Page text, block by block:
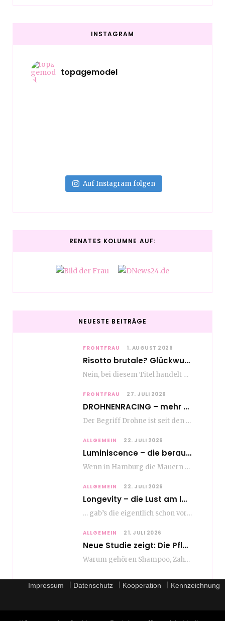
INSTAGRAM
topagemodel
Auf Instagram folgen
RENATES KOLUMNE AUF:
NEUESTE BEITRÄGE
FRONTFRAU 1. AUGUST 2026
Risotto brutale? Glückwunsch Axel Milberg zum 70. Geburtstag
Nein, bei diesem Titel handelt es sich nicht um eine Kochshow, oder vielleicht doch etwas.…
FRONTFRAU 27. JULI 2026
DROHNENRACING – mehr als ein hipper Nischensport
Der Begriff Drohne ist seit den andauernden weltweiten Kriegshandlungen seit Jahren in aller Munde. Und…
ALLGEMEIN 22. JULI 2026
Luminiscence – die berauschende Macht von klingenden Bildern
Wenn in Hamburg die Mauern zu sprechen beginnen, dann ist es die unverwechselbare, tiefsonore Stimme…
ALLGEMEIN 22. JULI 2026
Longevity – die Lust am langen Leben
… gab’s die eigentlich schon vor Erfindung des ultimativen Trends? Keine Ahnung – ich glaube,…
ALLGEMEIN 21. JULI 2026
Neue Studie zeigt: Die Pflegeroutine gibt dem Alltag Struktur
Warum gehören Shampoo, Zahnpasta oder Gesichtscreme für die meisten Menschen in Europa ganz selbstverständlich zum…
Impressum Datenschutz Kooperation Kennzeichnung